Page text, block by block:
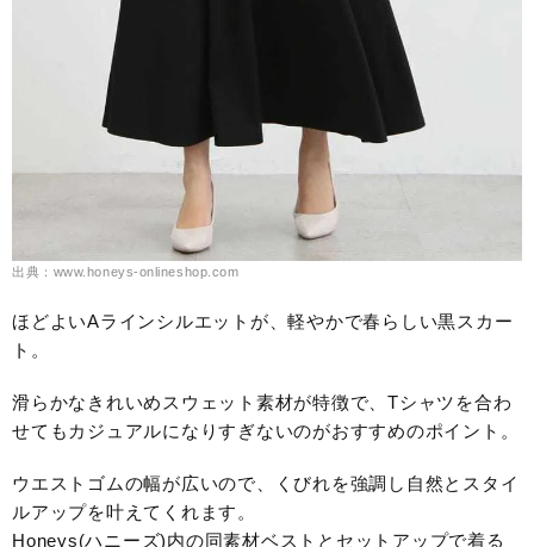
出典：www.honeys-onlineshop.com
ほどよいAラインシルエットが、軽やかで春らしい黒スカー
ト。
滑らかなきれいめスウェット素材が特徴で、Tシャツを合わ
せてもカジュアルになりすぎないのがおすすめのポイント。
ウエストゴムの幅が広いので、くびれを強調し自然とスタイ
ルアップを叶えてくれます。
Honeys(ハニーズ)内の同素材ベストとセットアップで着る